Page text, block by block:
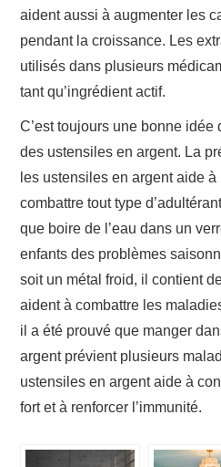
aident aussi à augmenter les
pendant la croissance. Les
utilisés dans plusieurs
tant qu’ingrédient actif.
C’est toujours une bonne idée
des ustensiles en argent. La
les ustensiles en argent aide à
combattre tout type
que boire de l’eau dans un
enfants des problèmes
soit un métal froid, il contient
aident à combattre les
il a été prouvé que manger
argent prévient plusieurs
ustensiles en argent aide à
fort et à renforcer l’immunité.